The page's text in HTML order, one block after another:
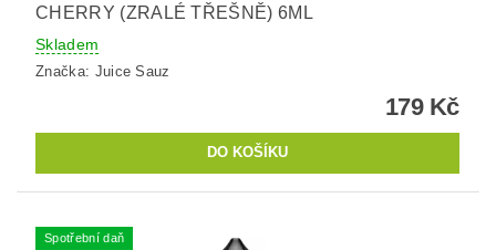
CHERRY (ZRALÉ TŘEŠNĚ) 6ML
Skladem
Značka: Juice Sauz
179 Kč
Spotřební daň